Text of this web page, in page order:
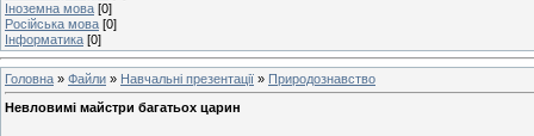
Іноземна мова [0]
Російська мова [0]
Інформатика [0]
Головна » Файли » Навчальні презентації » Природознавство
Невловимі майстри багатьох царин